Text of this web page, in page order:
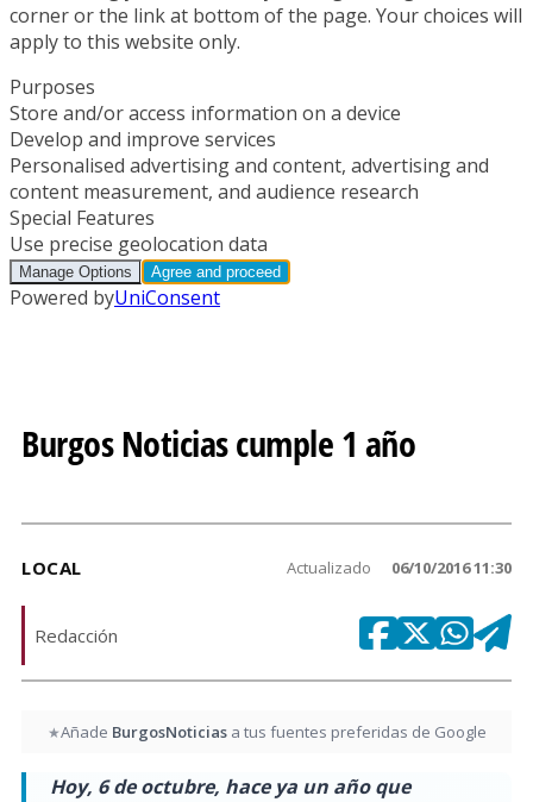
Burgos Noticias cumple 1 año
LOCAL Actualizado 06/10/2016 11:30
Redacción
★Añade BurgosNoticiasa tus fuentes preferidas de Google
Hoy, 6 de octubre, hace ya un año que